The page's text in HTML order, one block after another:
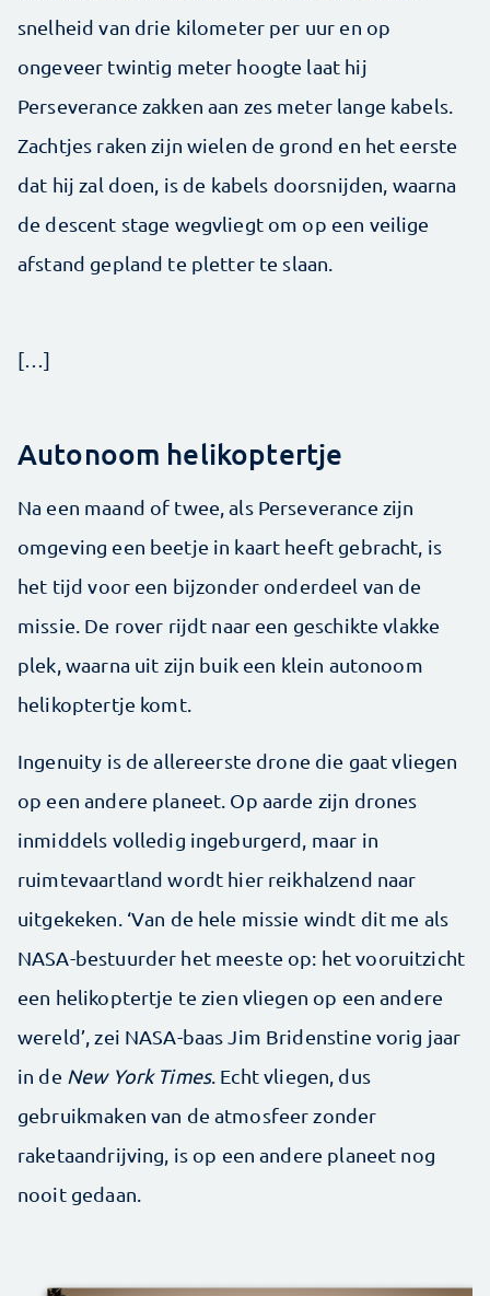
snelheid van drie kilometer per uur en op
ongeveer twintig meter hoogte laat hij
Perseverance zakken aan zes meter lange kabels.
Zachtjes raken zijn wielen de grond en het eerste
dat hij zal doen, is de kabels doorsnijden, waarna
de descent stage wegvliegt om op een veilige
afstand gepland te pletter te slaan.
[…]
Autonoom helikoptertje
Na een maand of twee, als Perseverance zijn
omgeving een beetje in kaart heeft gebracht, is
het tijd voor een bijzonder onderdeel van de
missie. De rover rijdt naar een geschikte vlakke
plek, waarna uit zijn buik een klein autonoom
helikoptertje komt.
Ingenuity is de allereerste drone die gaat vliegen
op een andere planeet. Op aarde zijn drones
inmiddels volledig ingeburgerd, maar in
ruimtevaartland wordt hier reikhalzend naar
uitgekeken. ‘Van de hele missie windt dit me als
NASA-bestuurder het meeste op: het vooruitzicht
een helikoptertje te zien vliegen op een andere
wereld’, zei NASA-baas Jim Bridenstine vorig jaar
in de New York Times. Echt vliegen, dus
gebruikmaken van de atmosfeer zonder
raketaandrijving, is op een andere planeet nog
nooit gedaan.